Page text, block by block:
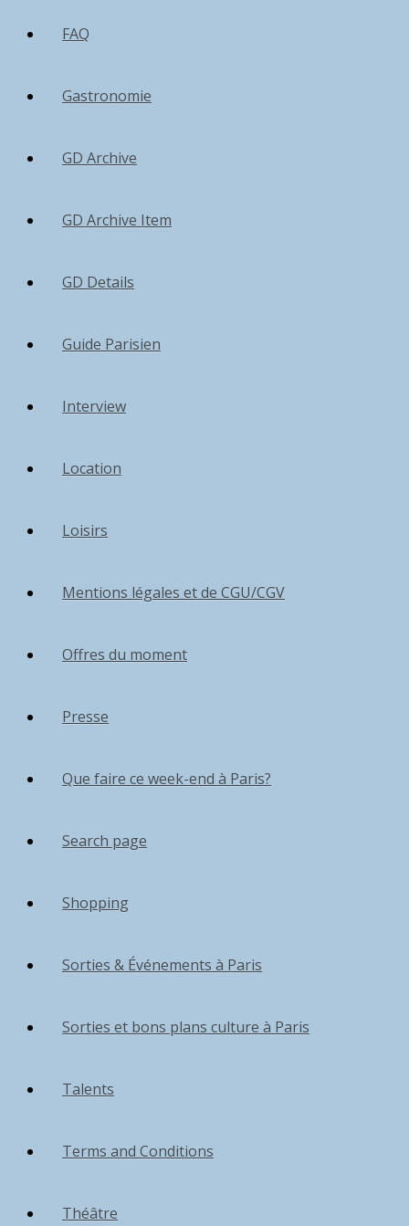
FAQ
Gastronomie
GD Archive
GD Archive Item
GD Details
Guide Parisien
Interview
Location
Loisirs
Mentions légales et de CGU/CGV
Offres du moment
Presse
Que faire ce week-end à Paris?
Search page
Shopping
Sorties & Événements à Paris
Sorties et bons plans culture à Paris
Talents
Terms and Conditions
Théâtre